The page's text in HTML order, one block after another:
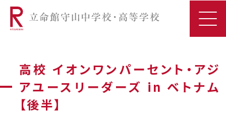
高校 イオンワンパーセント・アジ
アユースリーダーズ in ベトナム
【後半】